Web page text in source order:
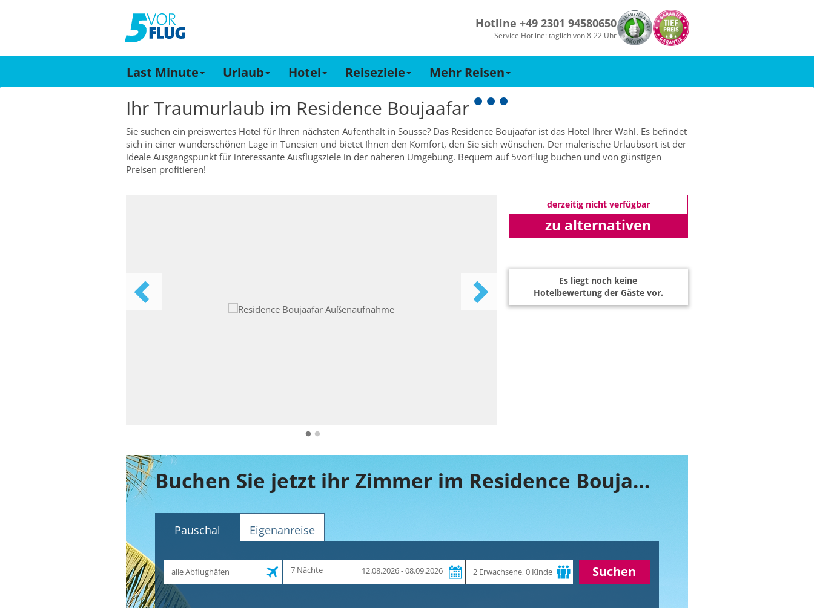
Hotline +49 2301 94580650
Service Hotline: täglich von 8-22 Uhr
Last Minute Urlaub Hotel Reiseziele Mehr Reisen
Ihr Traumurlaub im Residence Boujaafar
Sie suchen ein preiswertes Hotel für Ihren nächsten Aufenthalt in Sousse? Das Residence Boujaafar ist das Hotel Ihrer Wahl. Es befindet
sich in einer wunderschönen Lage in Tunesien und bietet Ihnen den Komfort, den Sie sich wünschen. Der malerische Urlaubsort ist der
ideale Ausgangspunkt für interessante Ausflugsziele in der näheren Umgebung. Bequem auf 5vorFlug buchen und von günstigen
Preisen profitieren!
derzeitig nicht verfügbar
zu alternativen
Angeboten
Es liegt noch keine
Hotelbewertung der Gäste vor.
Buchen Sie jetzt ihr Zimmer im Residence Boujaafar
Pauschal Eigenanreise
Zeitraum
7 Nächte 12.08.2026 - 08.09.2026 Suchen